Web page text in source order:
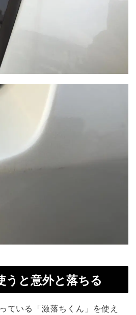
うと意外と落ちる
ている「激落ちくん」を使え